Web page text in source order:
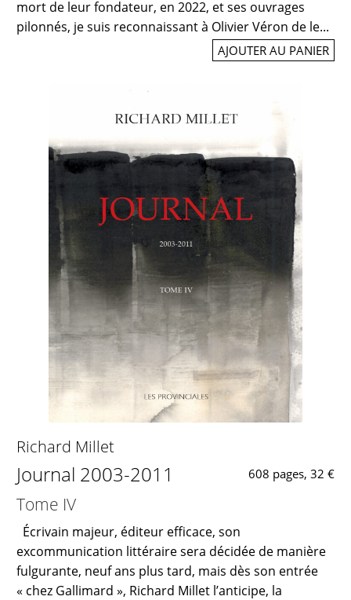
mort de leur fondateur, en 2022, et ses ouvrages
pilonnés, je suis reconnaissant à Olivier Véron de le...
AJOUTER AU PANIER
Richard Millet
Journal 2003-2011 608 pages, 32 €
Tome IV
Écrivain majeur, éditeur efficace, son
excommunication littéraire sera décidée de manière
fulgurante, neuf ans plus tard, mais dès son entrée
« chez Gallimard », Richard Millet l’anticipe, la